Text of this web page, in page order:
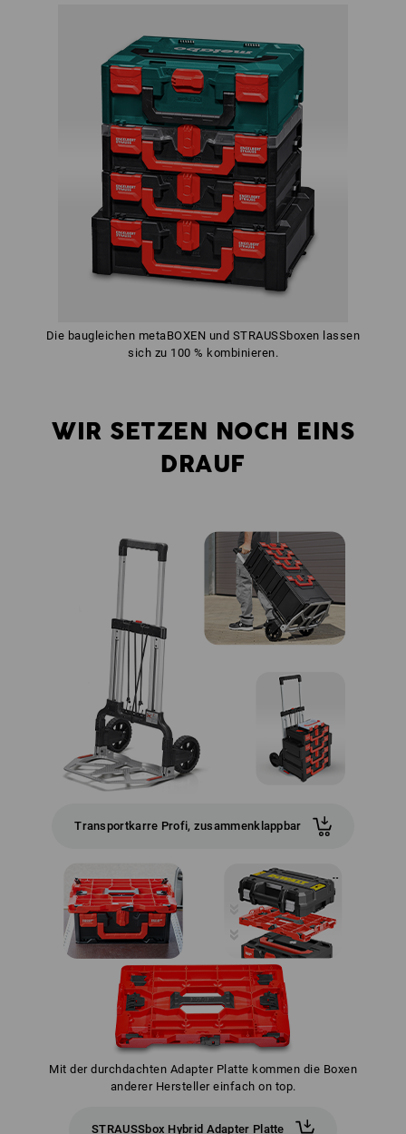
Die baugleichen metaBOXEN und STRAUSSboxen lassen
sich zu 100 % kombinieren.
WIR SETZEN NOCH EINS
DRAUF
Transportkarre Profi, zusammenklappbar
Mit der durchdachten Adapter Platte kommen die Boxen
anderer Hersteller einfach on top.
STRAUSSbox Hybrid Adapter Platte